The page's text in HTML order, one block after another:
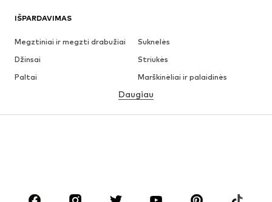
IŠPARDAVIMAS
Megztiniai ir megzti drabužiai
Suknelės
Džinsai
Striukės
Paltai
Marškinėliai ir palaidinės
Apatiniai
Daugiau